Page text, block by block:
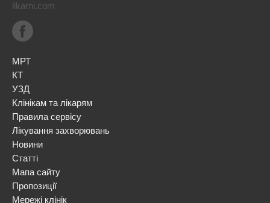
likarni.com
МРТ
КТ
УЗД
Клінікам та лікарям
Правила сервісу
Лікування захворювань
Новини
Статті
Мапа сайту
Пропозиції
Мережі клінік